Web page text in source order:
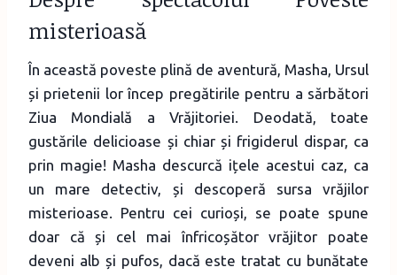
misterioasă
În această poveste plină de aventură, Masha, Ursul
și prietenii lor încep pregătirile pentru a sărbători
Ziua Mondială a Vrăjitoriei. Deodată, toate
gustările delicioase și chiar și frigiderul dispar, ca
prin magie! Masha descurcă ițele acestui caz, ca
un mare detectiv, și descoperă sursa vrăjilor
misterioase. Pentru cei curioși, se poate spune
doar că și cel mai înfricoșător vrăjitor poate
deveni alb și pufos, dacă este tratat cu bunătate